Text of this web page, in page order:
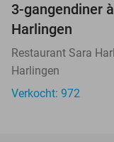
3-gangendiner
Harlingen
Restaurant Sara
Harlingen
Verkocht: 972